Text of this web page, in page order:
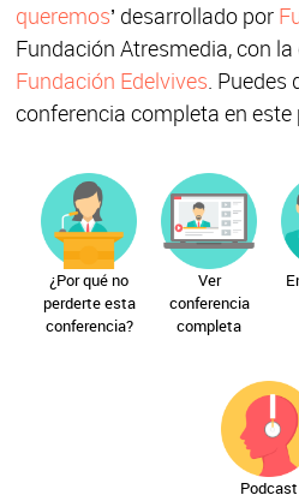
queremos’ desarrollado por
Fundación Atresmedia, con
Fundación Edelvives. Puedes
conferencia completa en este
¿Por qué no
perderte esta
conferencia?
Ver
conferencia
completa
Podcast